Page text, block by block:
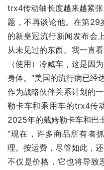
trx4传动轴长度越来越紧
题，不再谈论他。在第29
的新皇冠流行新闻发布会
从未见过的东西。我一直
（使用）冷藏车，这是因
身体。“美国的流行病已经
作为战略伙伴关系计划的
勒卡车和乘用车的trx4传
2025年的戴姆勒卡车和巴
“现在，许多商品所有者
理。按运费，尽管如此，
不仅是价格，它也将导致